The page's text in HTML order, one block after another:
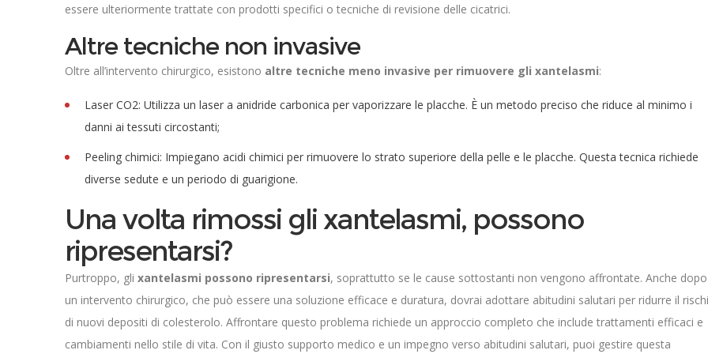
essere ulteriormente trattate con prodotti specifici o tecniche di revisione delle cicatrici.
Altre tecniche non invasive
Oltre all’intervento chirurgico, esistono altre tecniche meno invasive per rimuovere gli xantelasmi:
Laser CO2: Utilizza un laser a anidride carbonica per vaporizzare le placche. È un metodo preciso che riduce al minimo i
danni ai tessuti circostanti;
Peeling chimici: Impiegano acidi chimici per rimuovere lo strato superiore della pelle e le placche. Questa tecnica richiede
diverse sedute e un periodo di guarigione.
Una volta rimossi gli xantelasmi, possono
ripresentarsi?
Purtroppo, gli xantelasmi possono ripresentarsi, soprattutto se le cause sottostanti non vengono affrontate. Anche dopo
un intervento chirurgico, che può essere una soluzione efficace e duratura, dovrai adottare abitudini salutari per ridurre il
di nuovi depositi di colesterolo. Affrontare questo problema richiede un approccio completo che include trattamenti efficaci e
cambiamenti nello stile di vita. Con il giusto supporto medico e un impegno verso abitudini salutari, puoi gestire questa